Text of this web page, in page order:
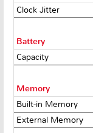
Clock Jitter
Battery
Capacity
Memory
Built-in Memory
External Memory